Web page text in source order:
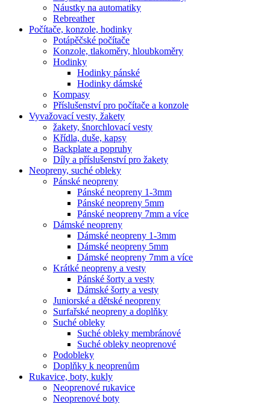
Náustky na automatiky
Rebreather
Počítače, konzole, hodinky
Potápěčské počítače
Konzole, tlakoměry, hloubkoměry
Hodinky
Hodinky pánské
Hodinky dámské
Kompasy
Příslušenství pro počítače a konzole
Vyvažovací vesty, žakety
žakety, šnorchlovací vesty
Křídla, duše, kapsy
Backplate a popruhy
Díly a příslušenství pro žakety
Neopreny, suché obleky
Pánské neopreny
Pánské neopreny 1-3mm
Pánské neopreny 5mm
Pánské neopreny 7mm a více
Dámské neopreny
Dámské neopreny 1-3mm
Dámské neopreny 5mm
Dámské neopreny 7mm a více
Krátké neopreny a vesty
Pánské šorty a vesty
Dámské šorty a vesty
Juniorské a dětské neopreny
Surfařské neopreny a doplňky
Suché obleky
Suché obleky membránové
Suché obleky neoprenové
Podobleky
Doplňky k neoprenům
Rukavice, boty, kukly
Neoprenové rukavice
Neoprenové boty